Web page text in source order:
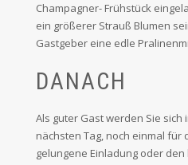
Champagner- Frühstück
ein größerer Strauß Blumen
Gastgeber eine edle
DANACH
Als guter Gast werden Sie sich
nächsten Tag, noch einmal für
gelungene Einladung oder